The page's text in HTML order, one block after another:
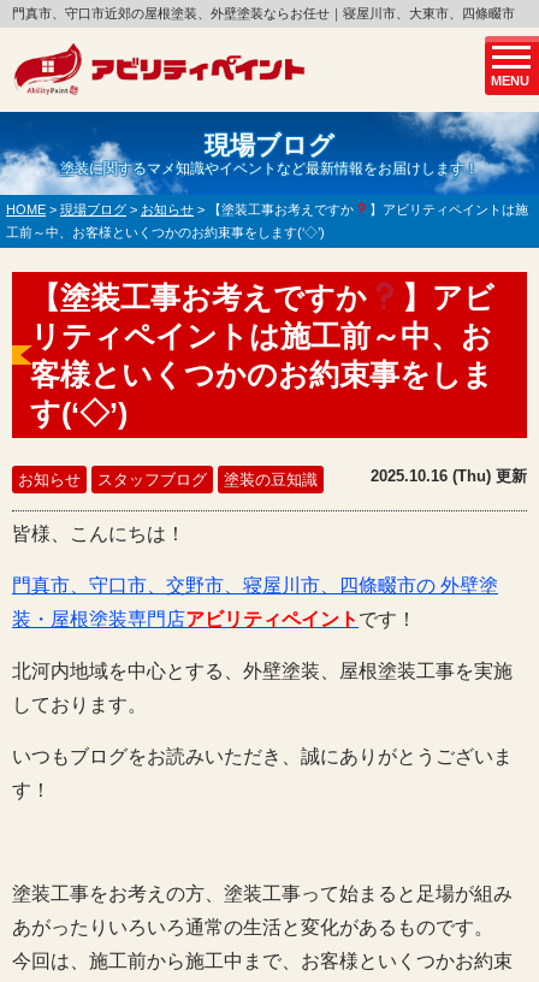
MENU
門真市、守口市近郊の屋根塗装、外壁塗装ならお任せ｜寝屋川市、大東市、四條畷市
現場ブログ
塗装に関するマメ知識やイベントなど最新情報をお届けします！
HOME > 現場ブログ > お知らせ > 【塗装工事お考えですか
】アビリティペイントは施
工前～中、お客様といくつかのお約束事をします(‘◇’)ゞ
【塗装工事お考えですか
】アビ
リティペイントは施工前～中、お
客様といくつかのお約束事をしま
す(‘◇’)ゞ
お知らせ スタッフブログ 塗装の豆知識 2025.10.16 (Thu) 更新
皆様、こんにちは！
門真市、守口市、交野市、寝屋川市、四條畷市の 外壁塗
装・屋根塗装専門店アビリティペイント です！
北河内地域を中心とする、外壁塗装、屋根塗装工事を実施
しております。
いつもブログをお読みいただき、誠にありがとうございま
す！
塗装工事をお考えの方、塗装工事って始まると足場が組み
あがったりいろいろ通常の生活と変化があるものです。
今回は、施工前から施工中まで、お客様といくつかお約束